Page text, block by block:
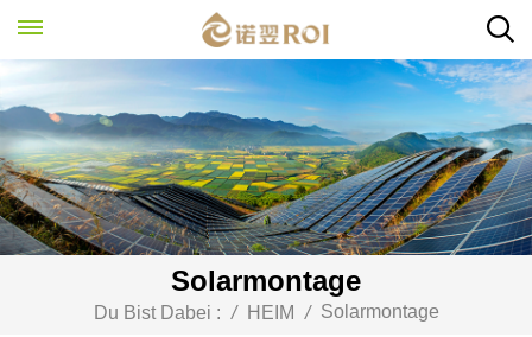
Solarmontage
Du Bist Dabei : / HEIM / Solarmontage